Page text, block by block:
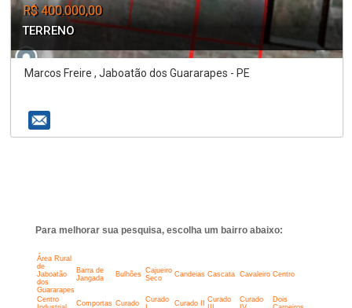
R$ 400.000,00
TERRENO
Marcos Freire , Jaboatão dos Guararapes - PE
Para melhorar sua pesquisa, escolha um bairro abaixo:
Área Rural
de
Jaboatão
dos
Guararapes
Barra de
Jangada
Bulhões Cajueiro
Seco
Candeias Cascata Cavaleiro Centro
Centro
Comportas Curado
Curado
Curado II
Curado
Curado
Dois